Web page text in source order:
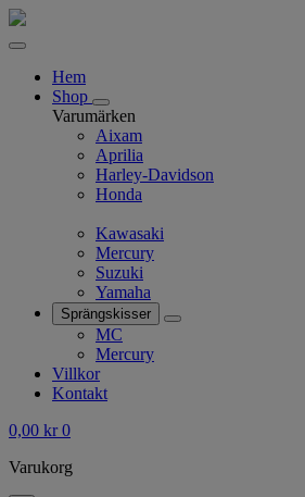
Hem
Shop
Varumärken
Aixam
Aprilia
Harley-Davidson
Honda
Kawasaki
Mercury
Suzuki
Yamaha
Sprängskisser
MC
Mercury
Villkor
Kontakt
0,00 kr 0
Varukorg